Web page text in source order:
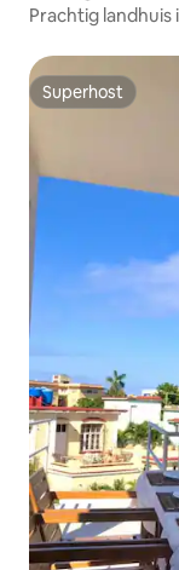
Prachtig landhuis
Superhost
Superhost